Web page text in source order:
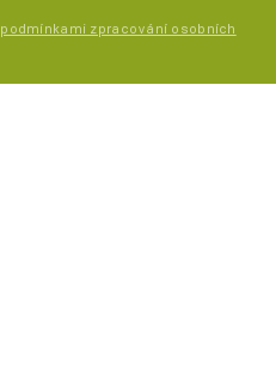
podmínkami zpracování osobních